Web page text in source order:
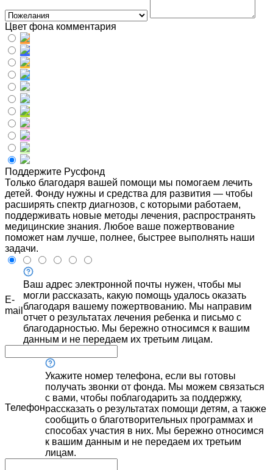
Цвет фона комментария
Поддержите Русфонд
Только благодаря вашей помощи мы помогаем лечить
детей. Фонду нужны и средства для развития — чтобы
расширять спектр диагнозов, с которыми работаем,
поддерживать новые методы лечения, распространять
медицинские знания. Любое ваше пожертвование
поможет нам лучше, полнее, быстрее выполнять наши
задачи.
E-
mail
Ваш адрес электронной почты нужен, чтобы мы
могли рассказать, какую помощь удалось оказать
благодаря вашему пожертвованию. Мы направим
отчет о результатах лечения ребенка и письмо с
благодарностью. Мы бережно относимся к вашим
данным и не передаем их третьим лицам.
Телефон
Укажите номер телефона, если вы готовы
получать звонки от фонда. Мы можем связаться
с вами, чтобы поблагодарить за поддержку,
рассказать о результатах помощи детям, а также
сообщить о благотворительных программах и
способах участия в них. Мы бережно относимся
к вашим данным и не передаем их третьим
лицам.